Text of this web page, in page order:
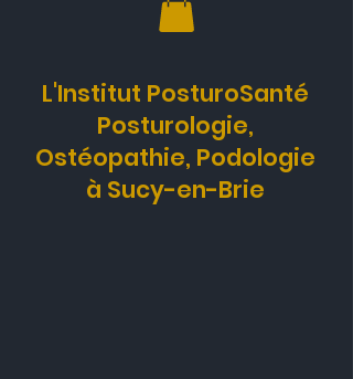
L'Institut PosturoSanté
Posturologie,
Ostéopathie, Podologie
à Sucy-en-Brie